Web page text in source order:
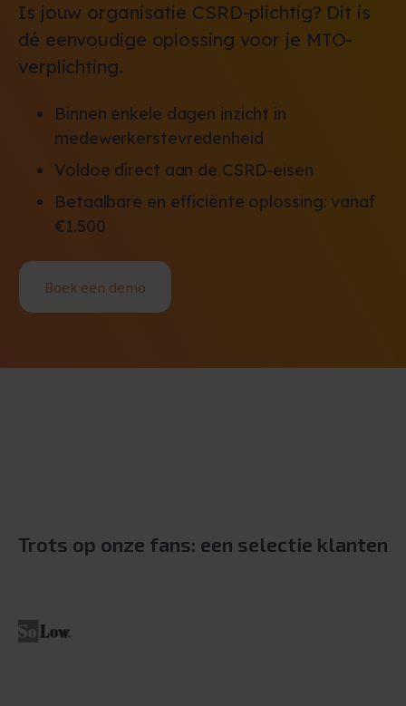
Is jouw organisatie CSRD-plichtig? Dit is
dé eenvoudige oplossing voor je MTO-
verplichting.
Binnen enkele dagen inzicht in
medewerkerstevredenheid
Voldoe direct aan de CSRD-eisen
Betaalbare en efficiënte oplossing: vanaf
€1.500
Boek een demo
Trots op onze fans: een selectie klanten